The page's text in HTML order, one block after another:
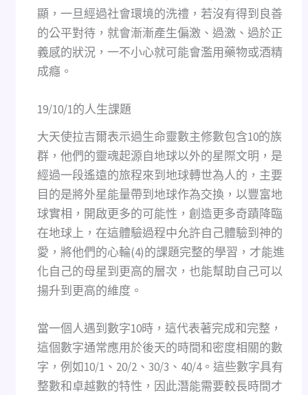
顯，一旦經過社會環境的洗禮，若沒有得到良善
的公平對待，就會漸漸產生偏激、過激、過於正
義感的狀況，一不小心就可能會濫用藥物或酒精
成癮。
19/10/1的人生課題
大天使拉吉爾表示過生命靈數主修數包含10的族
群，他們的靈魂起源自地球以外的星際文明，是
經過一段遙遠的旅程來到地球轉世為人的，主要
目的是將外星能量帶到地球作為交換，以豐富地
球實相，開啟更多的可能性，創造更多奇蹟降臨
在地球上，在這體驗過程中允許自己體驗到神的
愛，將他們的心輪(4)的課題完整的學習，才能進
化自己的母星到更高的層次，也能幫助自己可以
揚升到更高的維度。
當一個人遇到數字10時，這代表著完成和完整，
這個數字通常應用於後天的時間和密度相關的數
字，例如10/1、20/2、30/3、40/4。這些數字具有
整數和卓越數的特性，因此潛能需要較長時間才